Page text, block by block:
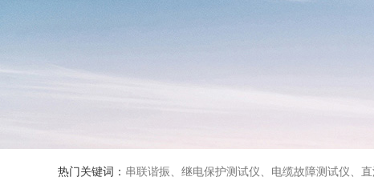
热门关键词： 串联谐振、继电保护测试仪、电缆故障测试仪、直